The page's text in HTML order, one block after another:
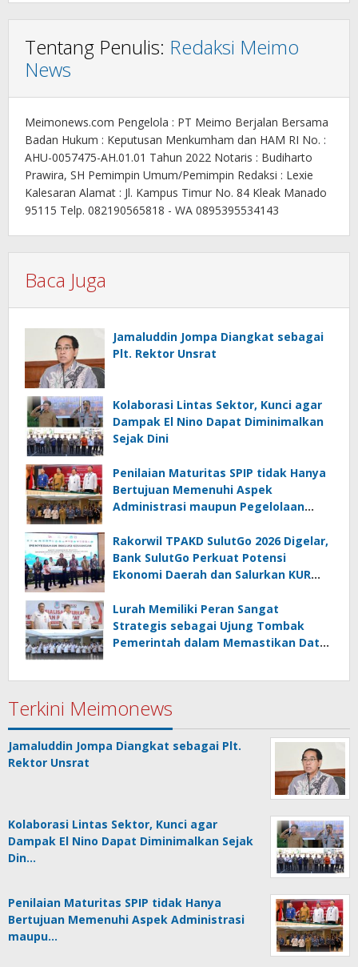
Tentang Penulis: Redaksi Meimo
News
Meimonews.com Pengelola : PT Meimo Berjalan Bersama
Badan Hukum : Keputusan Menkumham dan HAM RI No. :
AHU-0057475-AH.01.01 Tahun 2022 Notaris : Budiharto
Prawira, SH Pemimpin Umum/Pemimpin Redaksi : Lexie
Kalesaran Alamat : Jl. Kampus Timur No. 84 Kleak Manado
95115 Telp. 082190565818 - WA 0895395534143
Baca Juga
Jamaluddin Jompa Diangkat sebagai
Plt. Rektor Unsrat
Kolaborasi Lintas Sektor, Kunci agar
Dampak El Nino Dapat Diminimalkan
Sejak Dini
Penilaian Maturitas SPIP tidak Hanya
Bertujuan Memenuhi Aspek
Administrasi maupun Pegelolaan
Rakorwil TPAKD SulutGo 2026 Digelar,
Bank SulutGo Perkuat Potensi
Ekonomi Daerah dan Salurkan KUR
Lurah Memiliki Peran Sangat
Strategis sebagai Ujung Tombak
Pemerintah dalam Memastikan Data
Terkini Meimonews
Jamaluddin Jompa Diangkat sebagai Plt.
Rektor Unsrat
Kolaborasi Lintas Sektor, Kunci agar
Dampak El Nino Dapat Diminimalkan Sejak
Din…
Penilaian Maturitas SPIP tidak Hanya
Bertujuan Memenuhi Aspek Administrasi
maupu…